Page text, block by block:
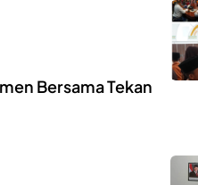
Bersama Tekan